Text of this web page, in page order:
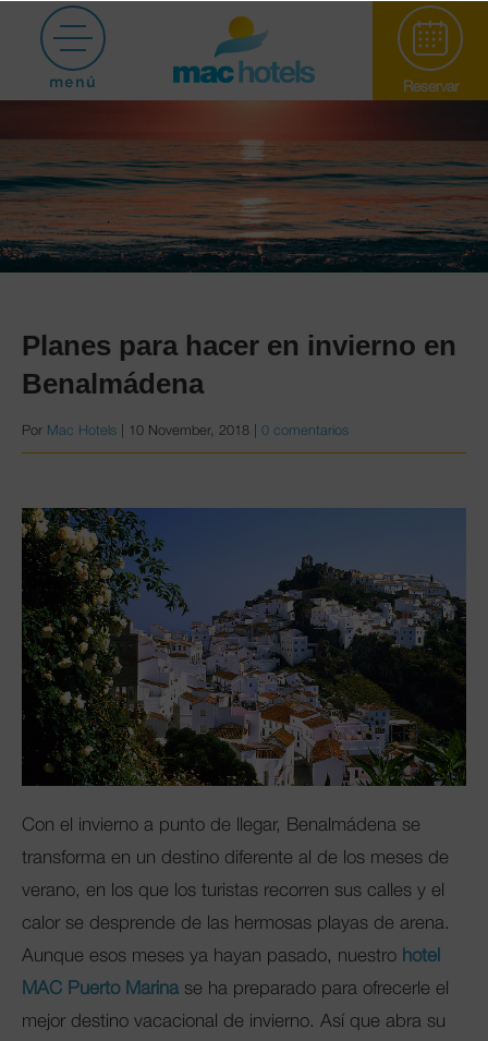
menú Reservar
Planes para hacer en invierno en
Benalmádena
Por Mac Hotels 10 November, 2018 0 comentarios
Con el invierno a punto de llegar, Benalmádena se
transforma en un destino diferente al de los meses de
verano, en los que los turistas recorren sus calles y el
calor se desprende de las hermosas playas de arena.
Aunque esos meses ya hayan pasado, nuestro hotel
MAC Puerto Marina se ha preparado para ofrecerle el
mejor destino vacacional de invierno. Así que abra su
Paradiso Garden
Puerto Marina
Club Mac